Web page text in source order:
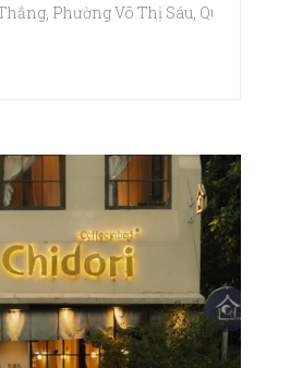
Phường Võ Thị Sáu, Quận 3, Hồ